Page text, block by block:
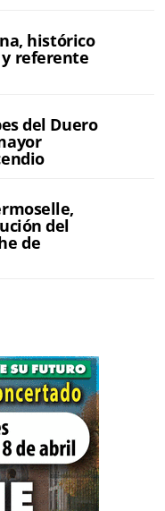
histórico
referente
del Duero
del
de